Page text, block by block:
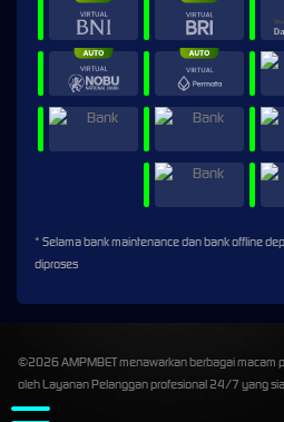
* Selama bank maintenance dan bank offline
diproses
©2026 AMPMBET menawarkan berbagai macam
oleh Layanan Pelanggan profesional 24/7 yang